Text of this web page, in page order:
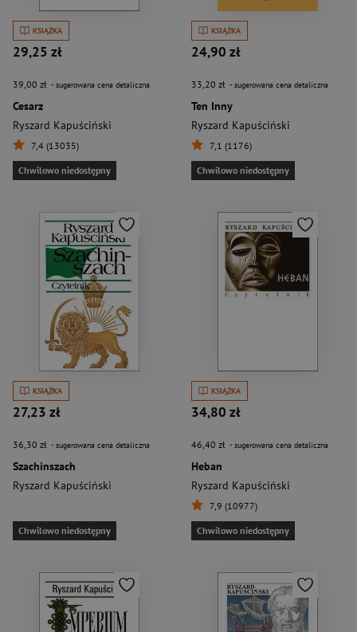
KSIĄŻKA
29,25 zł
39,00 zł - sugerowana cena detaliczna
Cesarz
Ryszard Kapuściński
7,4 (13035)
Chwilowo niedostępny
KSIĄŻKA
24,90 zł
33,20 zł - sugerowana cena detaliczna
Ten Inny
Ryszard Kapuściński
7,1 (1176)
Chwilowo niedostępny
KSIĄŻKA
27,23 zł
36,30 zł - sugerowana cena detaliczna
Szachinszach
Ryszard Kapuściński
Chwilowo niedostępny
KSIĄŻKA
34,80 zł
46,40 zł - sugerowana cena detaliczna
Heban
Ryszard Kapuściński
7,9 (10977)
Chwilowo niedostępny